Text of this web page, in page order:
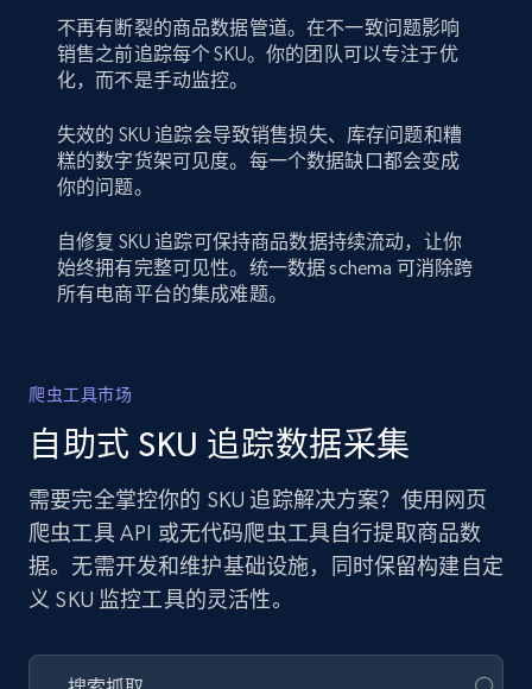
不再有断裂的商品数据管道。在不一致问题影响
销售之前追踪每个 SKU。你的团队可以专注于优
化，而不是手动监控。
失效的 SKU 追踪会导致销售损失、库存问题和糟
糕的数字货架可见度。每一个数据缺口都会变成
你的问题。
自修复 SKU 追踪可保持商品数据持续流动，让你
始终拥有完整可见性。统一数据 schema 可消除跨
所有电商平台的集成难题。
爬虫工具市场
自助式 SKU 追踪数据采集
需要完全掌控你的 SKU 追踪解决方案？使用网页
爬虫工具 API 或无代码爬虫工具自行提取商品数
据。无需开发和维护基础设施，同时保留构建自定
义 SKU 监控工具的灵活性。